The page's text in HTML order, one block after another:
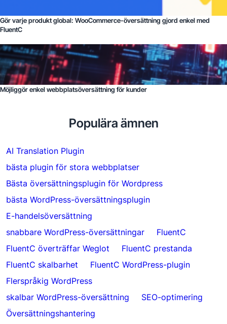
Gör varje produkt global: WooCommerce-översättning gjord enkel med
FluentC
Möjliggör enkel webbplatsöversättning för kunder
Populära ämnen
AI Translation Plugin
bästa plugin för stora webbplatser
Bästa översättningsplugin för Wordpress
bästa WordPress-översättningsplugin
E-handelsöversättning
snabbare WordPress-översättningar
FluentC
FluentC överträffar Weglot
FluentC prestanda
FluentC skalbarhet
FluentC WordPress-plugin
Flerspråkig WordPress
skalbar WordPress-översättning
SEO-optimering
Översättningshantering